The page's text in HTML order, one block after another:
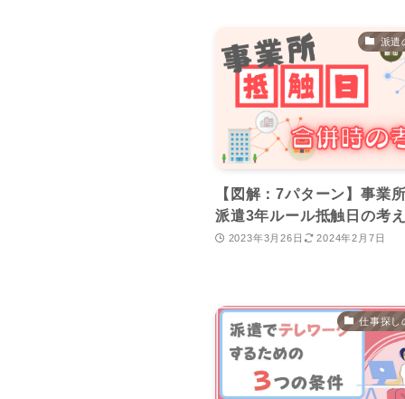
派遣
【図解：7パターン】事業
派遣3年ルール抵触日の考
2023年3月26日 2024年2月7日
仕事探し